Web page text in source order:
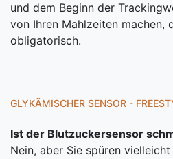
und dem Beginn der
von Ihren Mahlzeiten machen,
obligatorisch.
GLYKÄMISCHER SENSOR -
Ist der Blutzuckersensor
Nein, aber Sie spüren